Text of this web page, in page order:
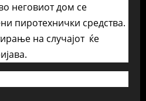
неговиот дом се
пиротехнички средства.
на случајот ќе